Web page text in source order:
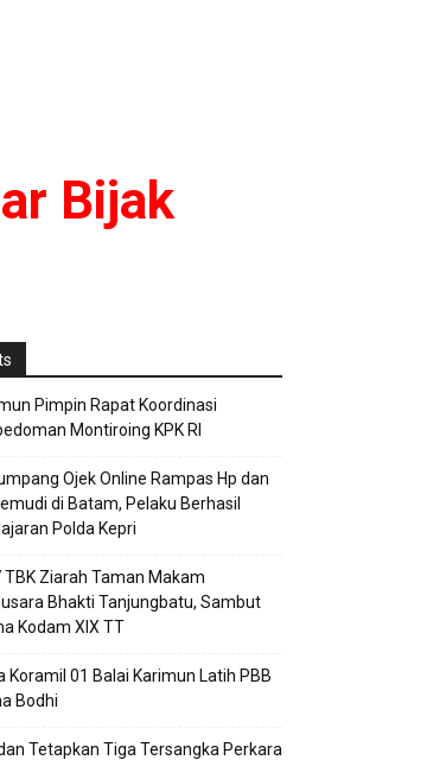
Bijak
Pimpin Rapat Koordinasi
Montiroing KPK RI
Ojek Online Rampas Hp dan
di Batam, Pelaku Berhasil
Polda Kepri
TBK Ziarah Taman Makam
Bhakti Tanjungbatu, Sambut
Kodam XIX TT
Koramil 01 Balai Karimun Latih PBB
Bodhi
Tetapkan Tiga Tersangka Perkara